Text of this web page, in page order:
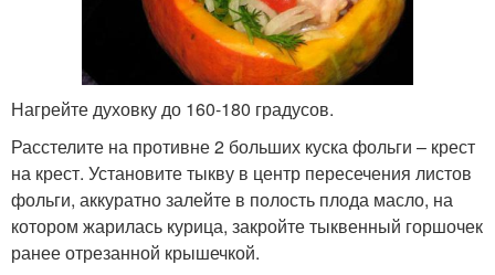
Нагрейте духовку до 160-180 градусов.
Расстелите на противне 2 больших куска фольги – крест
на крест. Установите тыкву в центр пересечения листов
фольги, аккуратно залейте в полость плода масло, на
котором жарилась курица, закройте тыквенный горшочек
ранее отрезанной крышечкой.